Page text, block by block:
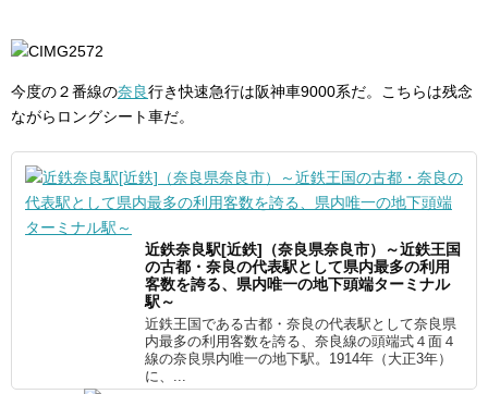
今度の２番線の奈良行き快速急行は阪神車9000系だ。こちらは残念
ながらロングシート車だ。
近鉄奈良駅[近鉄]（奈良県奈良市）～近鉄王国
の古都・奈良の代表駅として県内最多の利用
客数を誇る、県内唯一の地下頭端ターミナル
駅～
近鉄王国である古都・奈良の代表駅として奈良県
内最多の利用客数を誇る、奈良線の頭端式４面４
線の奈良県内唯一の地下駅。1914年（大正3年）
に、...